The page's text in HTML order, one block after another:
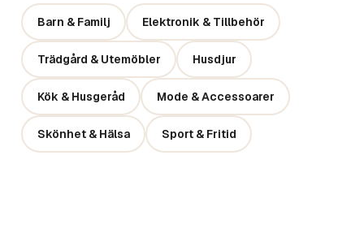
Barn & Familj Elektronik & Tillbehör
Trädgård & Utemöbler Husdjur
Kök & Husgeråd Mode & Accessoarer
Skönhet & Hälsa Sport & Fritid